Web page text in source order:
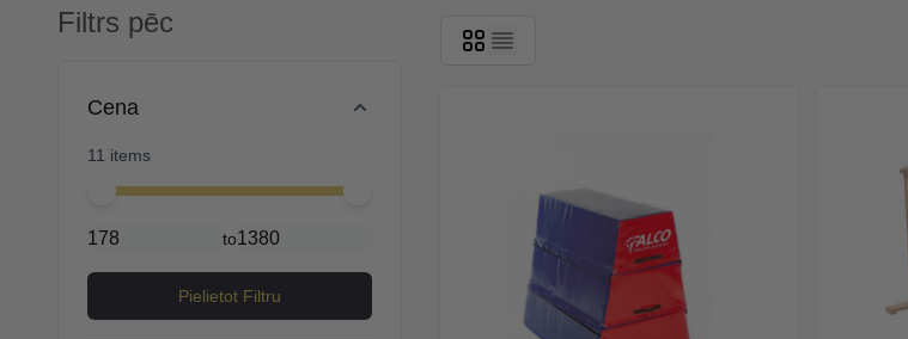
Filtrs pēc
Cena
11 items
Minimal price
Maximum price
to
Pielietot Filtru